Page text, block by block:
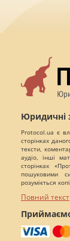
Юридичні
Protocol.ua є
сторінках
тексти,
аудіо, інші
сторінках
пошуковими
розуміється
Повний текст